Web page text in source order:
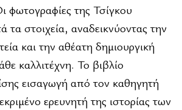
της Τσίγκου
τα στοιχεία, αναδεικνύοντας την
και την αθέατη δημιουργική
καλλιτέχνη. Το βιβλίο
εισαγωγή από τον καθηγητή
ερευνητή της ιστορίας των